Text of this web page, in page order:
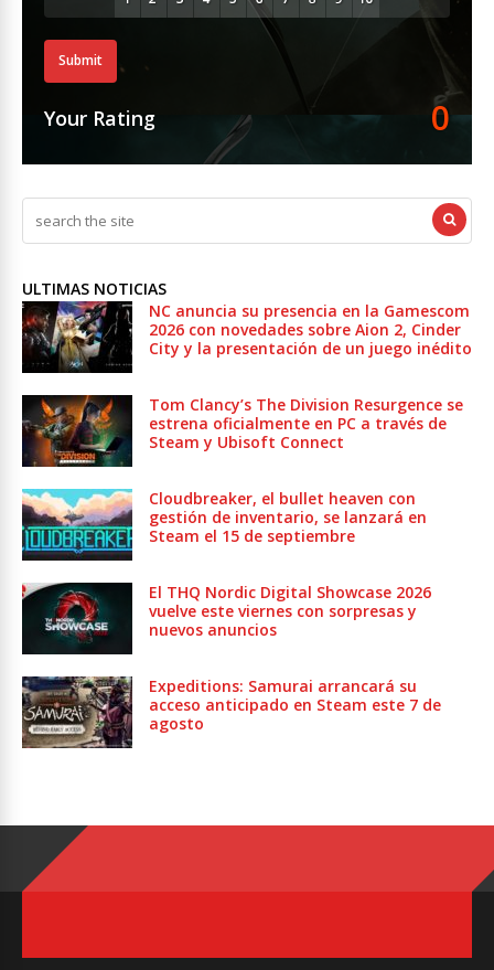
Submit
Your Rating 0
ULTIMAS NOTICIAS
NC anuncia su presencia en la Gamescom
2026 con novedades sobre Aion 2, Cinder
City y la presentación de un juego inédito
Tom Clancy’s The Division Resurgence se
estrena oficialmente en PC a través de
Steam y Ubisoft Connect
Cloudbreaker, el bullet heaven con
gestión de inventario, se lanzará en
Steam el 15 de septiembre
El THQ Nordic Digital Showcase 2026
vuelve este viernes con sorpresas y
nuevos anuncios
Expeditions: Samurai arrancará su
acceso anticipado en Steam este 7 de
agosto